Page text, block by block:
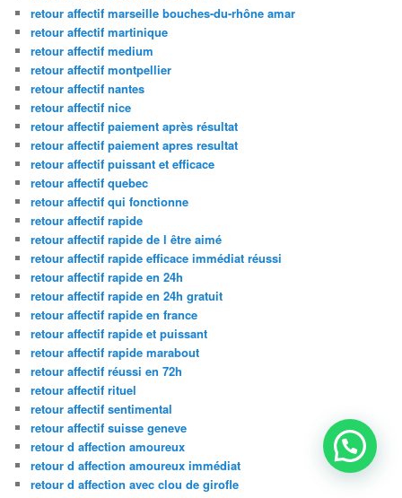
retour affectif marseille bouches-du-rhône amar
retour affectif martinique
retour affectif medium
retour affectif montpellier
retour affectif nantes
retour affectif nice
retour affectif paiement après résultat
retour affectif paiement apres resultat
retour affectif puissant et efficace
retour affectif quebec
retour affectif qui fonctionne
retour affectif rapide
retour affectif rapide de l être aimé
retour affectif rapide efficace immédiat réussi
retour affectif rapide en 24h
retour affectif rapide en 24h gratuit
retour affectif rapide en france
retour affectif rapide et puissant
retour affectif rapide marabout
retour affectif réussi en 72h
retour affectif rituel
retour affectif sentimental
retour affectif suisse geneve
retour d affection amoureux
retour d affection amoureux immédiat
retour d affection avec clou de girofle